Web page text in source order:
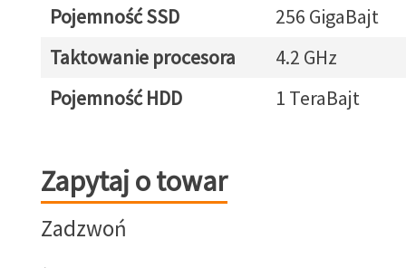
Pojemność SSD
256 GigaBajt
Taktowanie procesora
4.2 GHz
Pojemność HDD
1 TeraBajt
Zapytaj o towar
Zapytaj o towar
Zadzwoń